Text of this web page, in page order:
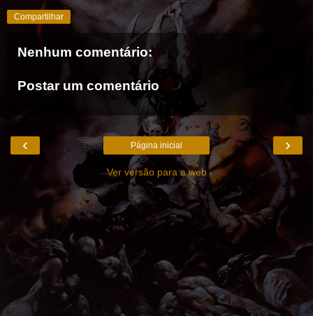
Compartilhar
Nenhum comentário:
Postar um comentário
‹ ›
Página inicial
Ver versão para a web